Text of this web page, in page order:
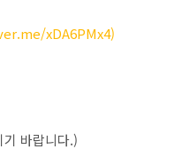
xDA6PMx4)
바랍니다.)